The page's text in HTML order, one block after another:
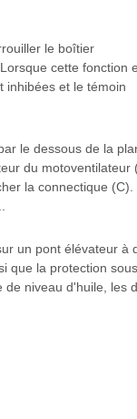
le boîtier
cette fonction
inhibées et le témoin
le dessous de la
du motoventilateur
la connectique (C).
un pont élévateur à
que la protection sous
de niveau d'huile, les